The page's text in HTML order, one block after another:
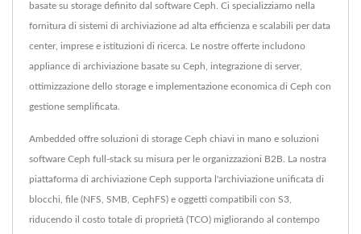
basate su storage definito dal software Ceph. Ci specializziamo nella
fornitura di sistemi di archiviazione ad alta efficienza e scalabili per data
center, imprese e istituzioni di ricerca. Le nostre offerte includono
appliance di archiviazione basate su Ceph, integrazione di server,
ottimizzazione dello storage e implementazione economica di Ceph con
gestione semplificata.
Ambedded offre soluzioni di storage Ceph chiavi in mano e soluzioni
software Ceph full-stack su misura per le organizzazioni B2B. La nostra
piattaforma di archiviazione Ceph supporta l'archiviazione unificata di
blocchi, file (NFS, SMB, CephFS) e oggetti compatibili con S3,
riducendo il costo totale di proprietà (TCO) migliorando al contempo